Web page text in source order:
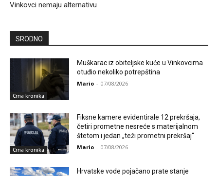
Vinkovci nemaju alternativu
SRODNO
Crna kronika
Muškarac iz obiteljske kuće u Vinkovcima
otuđio nekoliko potrepština
Mario - 07/08/2026
Crna kronika
Fiksne kamere evidentirale 12 prekršaja,
četiri prometne nesreće s materijalnom
štetom i jedan „teži prometni prekršaj“
Mario - 07/08/2026
Hrvatske vode pojačano prate stanje